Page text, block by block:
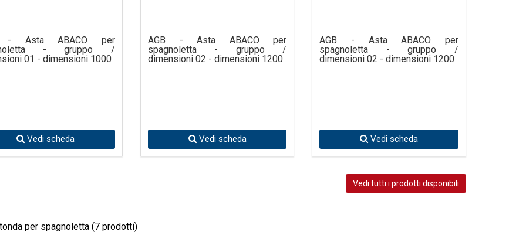
- Asta ABACO per
- gruppo /
01 - dimensioni 1000
Vedi scheda
AGB - Asta ABACO per
spagnoletta - gruppo /
dimensioni 02 - dimensioni 1200
Vedi scheda
AGB - Asta ABACO per
spagnoletta - gruppo /
dimensioni 02 - dimensioni 1200
Vedi scheda
Vedi tutti i prodotti disponibili
per spagnoletta(7 prodotti)